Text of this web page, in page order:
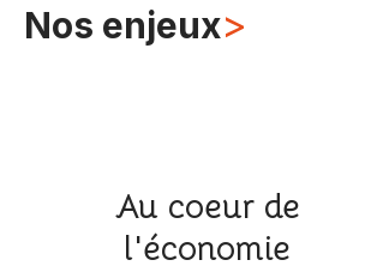
Nos enjeux>
Au coeur de
l'économie